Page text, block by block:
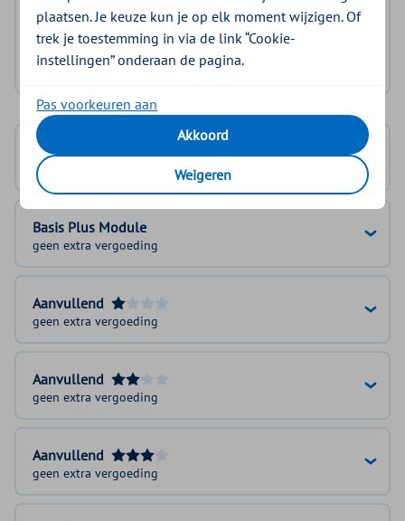
Log in met DigiD
Geen DigiD? Vraag aan
Basisverzekering
100%
Basis Plus Module
geen extra vergoeding
Aanvullend
geen extra vergoeding
Aanvullend
geen extra vergoeding
Aanvullend
geen extra vergoeding
plaatsen. Je keuze kun je op elk moment wijzigen. Of
trek je toestemming in via de link “Cookie-
instellingen” onderaan de pagina.
Pas voorkeuren aan
Akkoord
Weigeren